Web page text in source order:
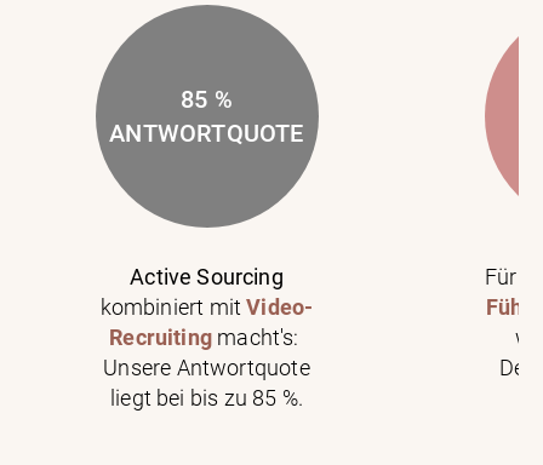
85 %
ANTWORTQUOTE
Active Sourcing
kombiniert mit Video-
Recruiting macht's:
Unsere Antwortquote
liegt bei bis zu 85 %.
Für